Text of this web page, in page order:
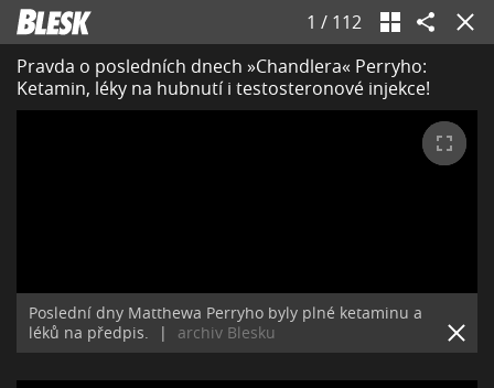
1 / 112
Pravda o posledních dnech »Chandlera« Perryho:
Ketamin, léky na hubnutí i testosteronové injekce!
Poslední dny Matthewa Perryho byly plné ketaminu a
léků na předpis.
| archiv Blesku